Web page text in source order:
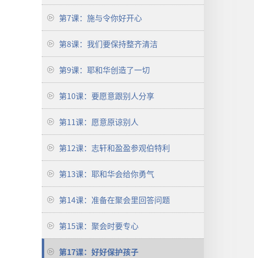
第7课：施与令你好开心
第8课：我们要保持整齐清洁
第9课：耶和华创造了一切
第10课：要愿意跟别人分享
第11课：愿意原谅别人
第12课：志轩和盈盈参观伯特利
第13课：耶和华会给你勇气
第14课：准备在聚会里回答问题
第15课：聚会时要专心
第17课：好好保护孩子